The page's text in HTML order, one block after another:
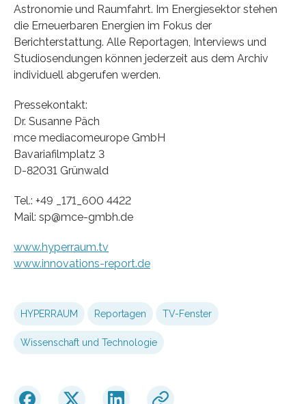
Astronomie und Raumfahrt. Im Energiesektor stehen
die Erneuerbaren Energien im Fokus der
Berichterstattung. Alle Reportagen, Interviews und
Studiosendungen können jederzeit aus dem Archiv
individuell abgerufen werden.
Pressekontakt:
Dr. Susanne Päch
mce mediacomeurope GmbH
Bavariafilmplatz 3
D-82031 Grünwald
Tel.: +49 _171_600 4422
Mail: sp@mce-gmbh.de
www.hyperraum.tv
www.innovations-report.de
HYPERRAUM Reportagen TV-Fenster
Wissenschaft und Technologie